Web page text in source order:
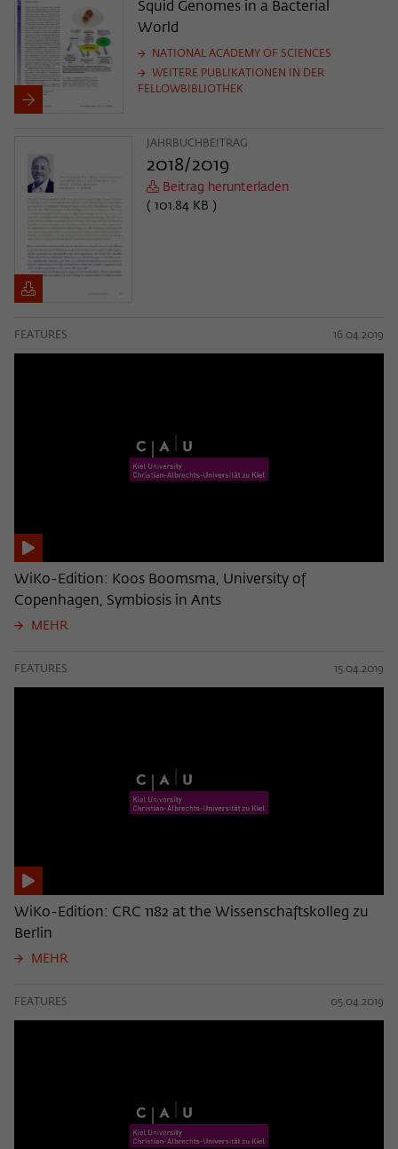
Squid Genomes in a Bacterial
World
NATIONAL ACADEMY OF SCIENCES
WEITERE PUBLIKATIONEN IN DER
FELLOWBIBLIOTHEK
JAHRBUCHBEITRAG
2018/2019
Beitrag herunterladen
( 101.84 KB )
FEATURES 16.04.2019
WiKo-Edition: Koos Boomsma, University of
Copenhagen, Symbiosis in Ants
MEHR
FEATURES 15.04.2019
WiKo-Edition: CRC 1182 at the Wissenschaftskolleg zu
Berlin
MEHR
FEATURES 05.04.2019